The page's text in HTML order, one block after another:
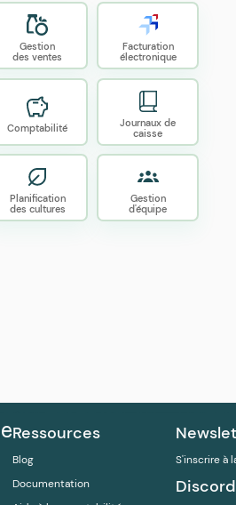
Gestion
des ventes
Facturation
électronique
Comptabilité
Journaux de
caisse
Planification
des cultures
Gestion
d'équipe
Ressources
Blog
Documentation
S'inscrire à
Discord